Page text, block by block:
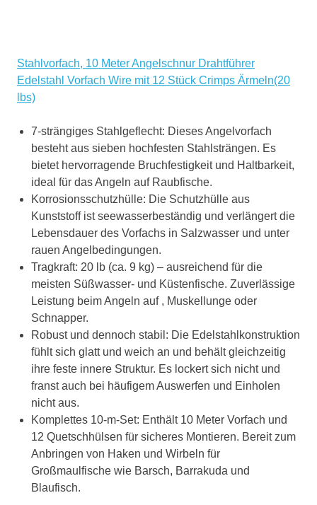
Stahlvorfach, 10 Meter Angelschnur Drahtführer
Edelstahl Vorfach Wire mit 12 Stück Crimps Ärmeln(20
lbs)
7-strängiges Stahlgeflecht: Dieses Angelvorfach
besteht aus sieben hochfesten Stahlsträngen. Es
bietet hervorragende Bruchfestigkeit und Haltbarkeit,
ideal für das Angeln auf Raubfische.
Korrosionsschutzhülle: Die Schutzhülle aus
Kunststoff ist seewasserbeständig und verlängert die
Lebensdauer des Vorfachs in Salzwasser und unter
rauen Angelbedingungen.
Tragkraft: 20 lb (ca. 9 kg) – ausreichend für die
meisten Süßwasser- und Küstenfische. Zuverlässige
Leistung beim Angeln auf , Muskellunge oder
Schnapper.
Robust und dennoch stabil: Die Edelstahlkonstruktion
fühlt sich glatt und weich an und behält gleichzeitig
ihre feste innere Struktur. Es lockert sich nicht und
franst auch bei häufigem Auswerfen und Einholen
nicht aus.
Komplettes 10-m-Set: Enthält 10 Meter Vorfach und
12 Quetschhülsen für sicheres Montieren. Bereit zum
Anbringen von Haken und Wirbeln für
Großmaulfische wie Barsch, Barrakuda und
Blaufisch.